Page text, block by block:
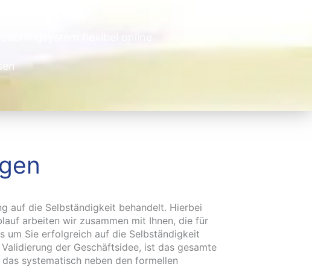
auf die Selbständigkeit behandelt. Hierbei
arbeiten wir zusammen mit Ihnen, die für
um Sie erfolgreich auf die Selbständigkeit
der Geschäftsidee, ist das gesamte
systematisch neben den formellen